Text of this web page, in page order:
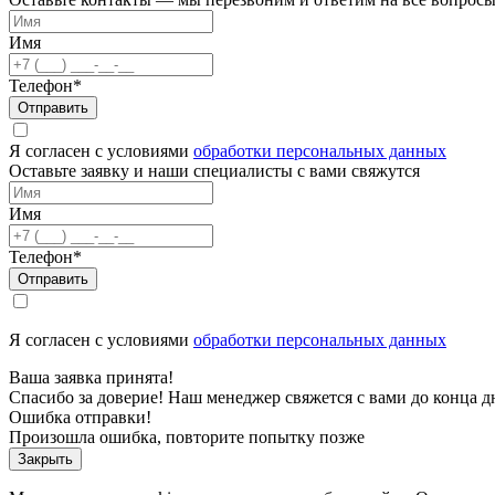
Имя
Телефон*
Отправить
Я согласен с условиями обработки персональных данных
Оставьте заявку и наши специалисты с вами свяжутся
Имя
Телефон*
Отправить
Я согласен с условиями обработки персональных данных
Ваша заявка принята!
Спасибо за доверие! Наш менеджер свяжется с вами до конца
Ошибка отправки!
Произошла ошибка, повторите попытку позже
Закрыть